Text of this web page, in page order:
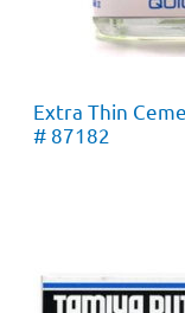
Extra Thin
# 87182